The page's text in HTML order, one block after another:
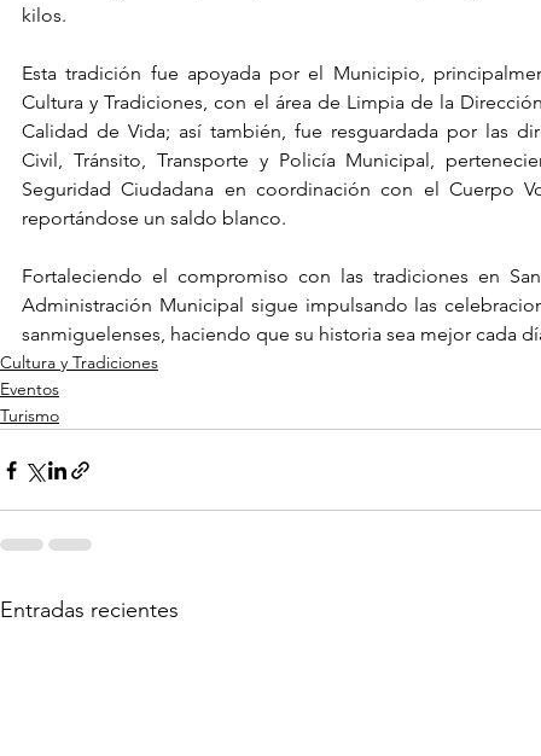
kilos.
Esta tradición fue apoyada por el Municipio,
Cultura y Tradiciones, con el área de Limpia de la
Calidad de Vida; así también, fue resguardada por las
Civil, Tránsito, Transporte y Policía Municipal,
Seguridad Ciudadana en coordinación con el Cuerpo
reportándose un saldo blanco.
Fortaleciendo el compromiso con las tradiciones en
Administración Municipal sigue impulsando las
sanmiguelenses, haciendo que su historia sea mejor cada
Cultura y Tradiciones
Eventos
Turismo
Entradas recientes